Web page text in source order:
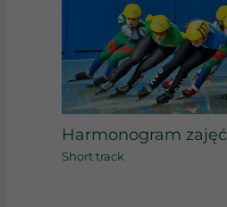
Harmonogram zajęć
Short track